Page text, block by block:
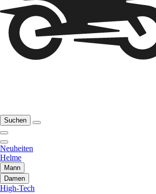
Suchen
Neuheiten
Helme
Mann
Damen
High-Tech